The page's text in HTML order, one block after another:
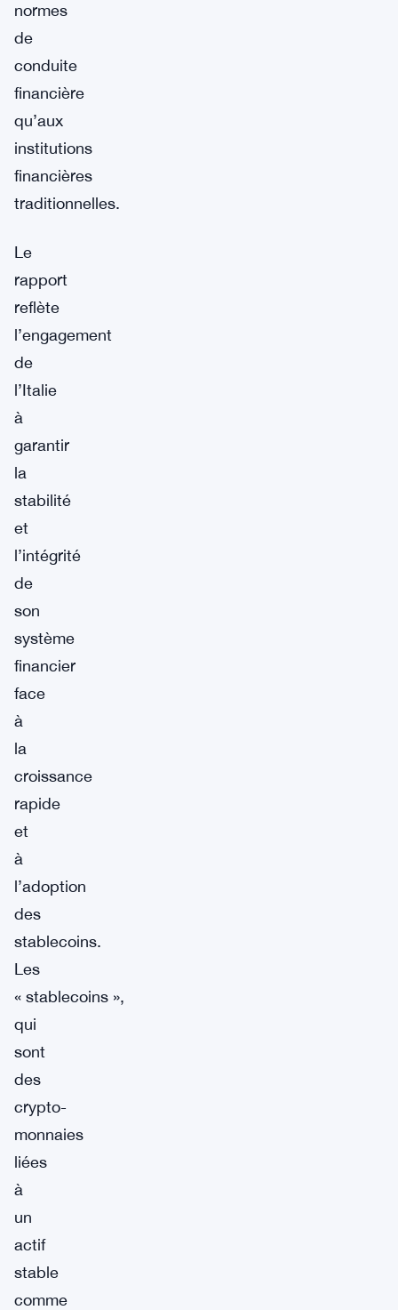
normes
de
conduite
financière
qu’aux
institutions
financières
traditionnelles.
Le
rapport
reflète
l’engagement
de
l’Italie
à
garantir
la
stabilité
et
l’intégrité
de
son
système
financier
face
à
la
croissance
rapide
et
à
l’adoption
des
stablecoins.
Les
« stablecoins »,
qui
sont
des
crypto-
monnaies
liées
à
un
actif
stable
comme